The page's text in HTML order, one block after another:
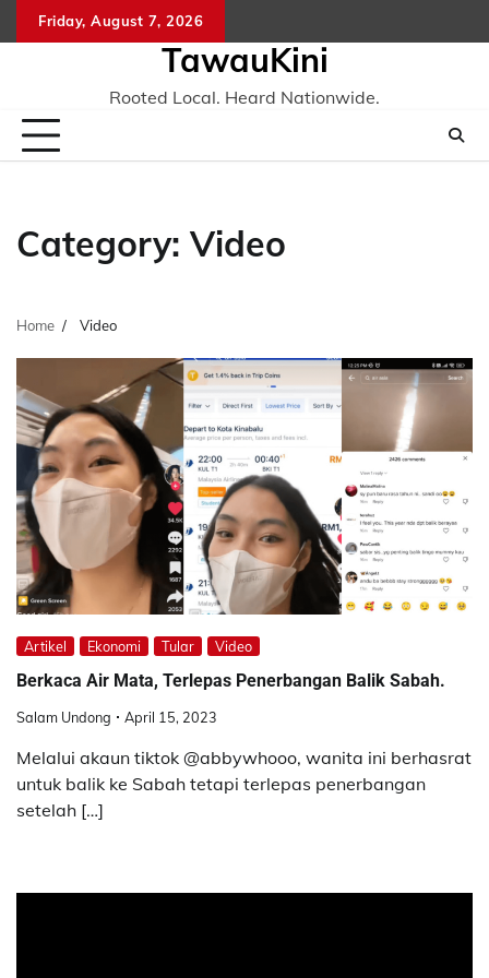
to
Friday, August 7, 2026
TawauKini
Rooted Local. Heard Nationwide.
Category: Video
Home Video
Artikel Ekonomi Tular Video
Berkaca Air Mata, Terlepas Penerbangan Balik Sabah.
Salam Undong April 15, 2023
Melalui akaun tiktok @abbywhooo, wanita ini berhasrat
untuk balik ke Sabah tetapi terlepas penerbangan
setelah […]